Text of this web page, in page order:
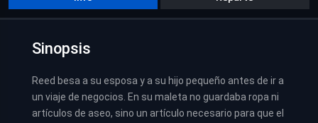
Sinopsis
Reed besa a su esposa y a su hijo pequeño antes de ir a
un viaje de negocios. En su maleta no guardaba ropa ni
artículos de aseo, sino un artículo necesario para que el